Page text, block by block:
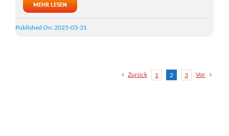
MEHR LESEN
Published On: 2025-03-31
Zurück 1 2 3 Vor